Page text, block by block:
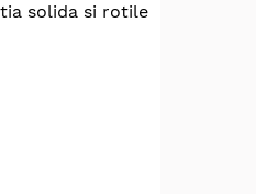
solida si rotile